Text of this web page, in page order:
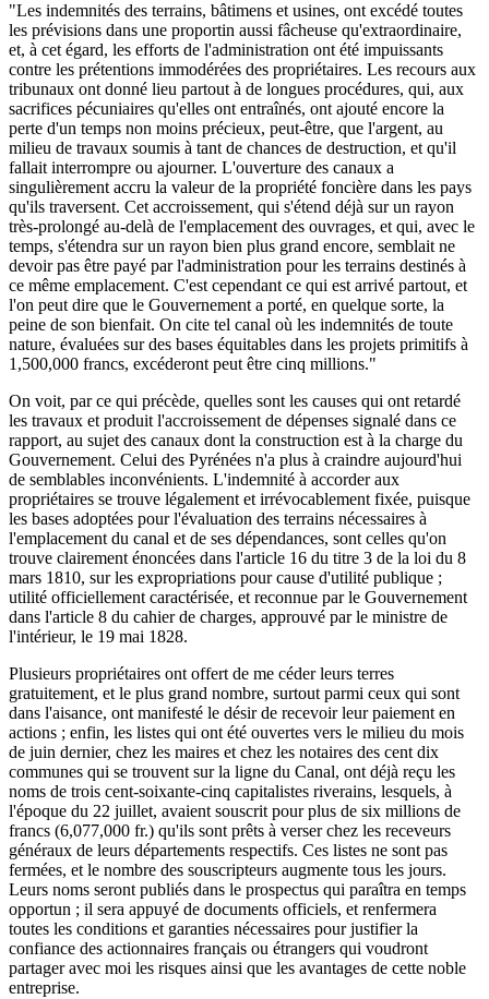
"Les indemnités des terrains, bâtimens et usines, ont excédé toutes
les prévisions dans une proportin aussi fâcheuse qu'extraordinaire,
et, à cet égard, les efforts de l'administration ont été impuissants
contre les prétentions immodérées des propriétaires. Les recours aux
tribunaux ont donné lieu partout à de longues procédures, qui, aux
sacrifices pécuniaires qu'elles ont entraînés, ont ajouté encore la
perte d'un temps non moins précieux, peut-être, que l'argent, au
milieu de travaux soumis à tant de chances de destruction, et qu'il
fallait interrompre ou ajourner. L'ouverture des canaux a
singulièrement accru la valeur de la propriété foncière dans les pays
qu'ils traversent. Cet accroissement, qui s'étend déjà sur un rayon
très-prolongé au-delà de l'emplacement des ouvrages, et qui, avec le
temps, s'étendra sur un rayon bien plus grand encore, semblait ne
devoir pas être payé par l'administration pour les terrains destinés à
ce même emplacement. C'est cependant ce qui est arrivé partout, et
l'on peut dire que le Gouvernement a porté, en quelque sorte, la
peine de son bienfait. On cite tel canal où les indemnités de toute
nature, évaluées sur des bases équitables dans les projets primitifs à
1,500,000 francs, excéderont peut être cinq millions."
On voit, par ce qui précède, quelles sont les causes qui ont retardé
les travaux et produit l'accroissement de dépenses signalé dans ce
rapport, au sujet des canaux dont la construction est à la charge du
Gouvernement. Celui des Pyrénées n'a plus à craindre aujourd'hui
de semblables inconvénients. L'indemnité à accorder aux
propriétaires se trouve légalement et irrévocablement fixée, puisque
les bases adoptées pour l'évaluation des terrains nécessaires à
l'emplacement du canal et de ses dépendances, sont celles qu'on
trouve clairement énoncées dans l'article 16 du titre 3 de la loi du 8
mars 1810, sur les expropriations pour cause d'utilité publique ;
utilité officiellement caractérisée, et reconnue par le Gouvernement
dans l'article 8 du cahier de charges, approuvé par le ministre de
l'intérieur, le 19 mai 1828.
Plusieurs propriétaires ont offert de me céder leurs terres
gratuitement, et le plus grand nombre, surtout parmi ceux qui sont
dans l'aisance, ont manifesté le désir de recevoir leur paiement en
actions ; enfin, les listes qui ont été ouvertes vers le milieu du mois
de juin dernier, chez les maires et chez les notaires des cent dix
communes qui se trouvent sur la ligne du Canal, ont déjà reçu les
noms de trois cent-soixante-cinq capitalistes riverains, lesquels, à
l'époque du 22 juillet, avaient souscrit pour plus de six millions de
francs (6,077,000 fr.) qu'ils sont prêts à verser chez les receveurs
généraux de leurs départements respectifs. Ces listes ne sont pas
fermées, et le nombre des souscripteurs augmente tous les jours.
Leurs noms seront publiés dans le prospectus qui paraîtra en temps
opportun ; il sera appuyé de documents officiels, et renfermera
toutes les conditions et garanties nécessaires pour justifier la
confiance des actionnaires français ou étrangers qui voudront
partager avec moi les risques ainsi que les avantages de cette noble
entreprise.